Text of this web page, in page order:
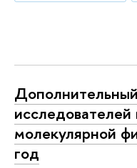
молекулярной
год